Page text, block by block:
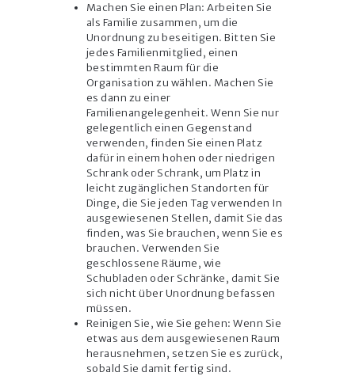
Machen Sie einen Plan: Arbeiten Sie
als Familie zusammen, um die
Unordnung zu beseitigen. Bitten Sie
jedes Familienmitglied, einen
bestimmten Raum für die
Organisation zu wählen. Machen Sie
es dann zu einer
Familienangelegenheit. Wenn Sie nur
gelegentlich einen Gegenstand
verwenden, finden Sie einen Platz
dafür in einem hohen oder niedrigen
Schrank oder Schrank, um Platz in
leicht zugänglichen Standorten für
Dinge, die Sie jeden Tag verwenden In
ausgewiesenen Stellen, damit Sie das
finden, was Sie brauchen, wenn Sie es
brauchen. Verwenden Sie
geschlossene Räume, wie
Schubladen oder Schränke, damit Sie
sich nicht über Unordnung befassen
müssen.
Reinigen Sie, wie Sie gehen: Wenn Sie
etwas aus dem ausgewiesenen Raum
herausnehmen, setzen Sie es zurück,
sobald Sie damit fertig sind.